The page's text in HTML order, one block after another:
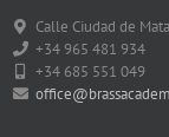
Calle Ciudad de
+34 965 481 934
+34 685 551 049